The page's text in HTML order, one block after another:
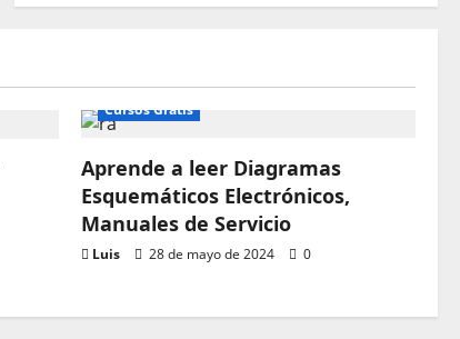
Cursos Gratis
Aprende a leer Diagramas
Esquemáticos Electrónicos,
Manuales de Servicio
Luis 28 de mayo de 2024 0